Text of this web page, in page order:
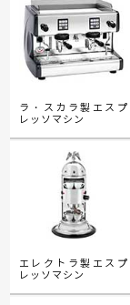
ラ・スカラ製エスプ
レッソマシン
エレクトラ製エスプ
レッソマシン